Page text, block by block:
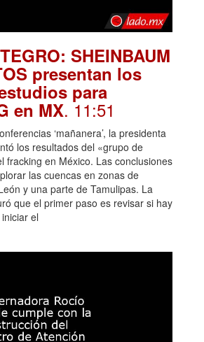
SHEINBAUM
presentan los
para
en MX. 11:51
‘mañanera’, la presidenta
los resultados del «grupo de
fracking en México. Las conclusiones
las cuencas en zonas de
y una parte de Tamulipas. La
que el primer paso es revisar si hay
el